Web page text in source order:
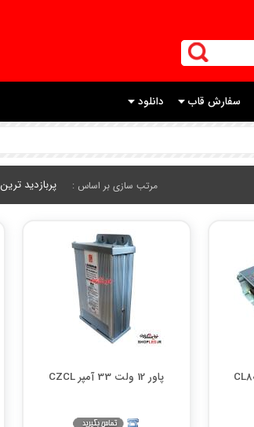
سفارش قاب دانلود
مرتب سازی بر اساس : پربازدید ترین
پاور 12 ولت 33 آمپر CZCL